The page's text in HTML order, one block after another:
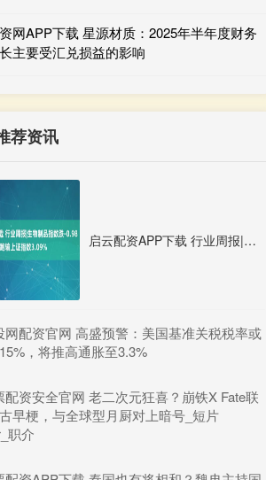
网APP下载 星源材质：2025年半年度财务
主要受汇兑损益的影响
荐资讯
启云配资APP下载 行业周报|生物制品指数跌-0.98%, 跑输上证指数3.09%
网配资官网 高盛预警：美国基准关税税率或
，将推高通胀至3.3%
配资安全官网 老二次元狂喜？崩铁X Fate联
早梗，与全球型月厨对上暗号_短片
职介